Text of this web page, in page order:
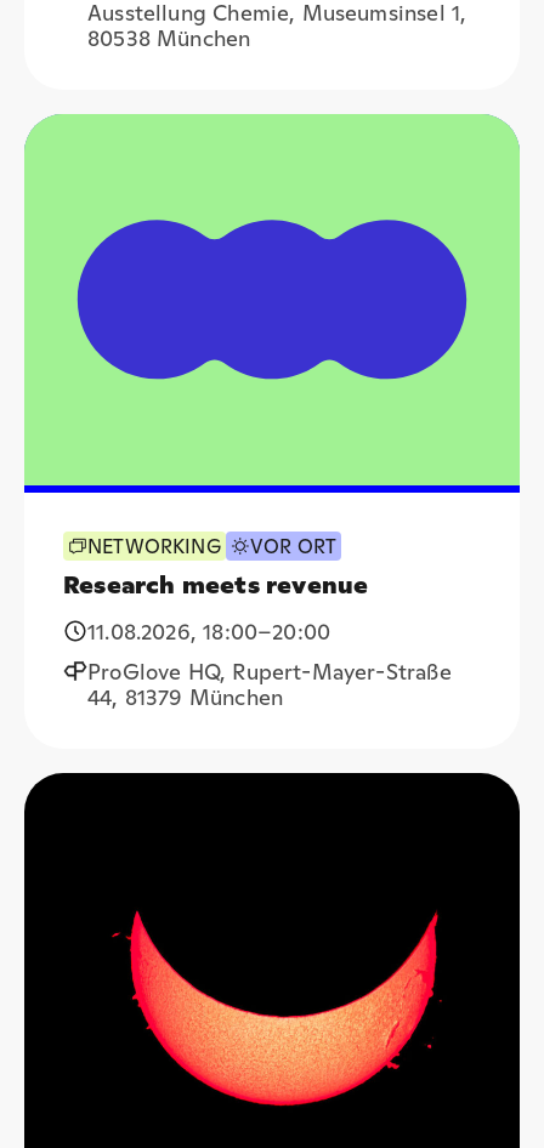
Ausstellung Chemie, Museumsinsel 1,
80538 München
NETWORKING VOR ORT
Research meets revenue
11.08.2026,18:00–20:00
ProGlove HQ, Rupert-Mayer-Straße
44, 81379 München